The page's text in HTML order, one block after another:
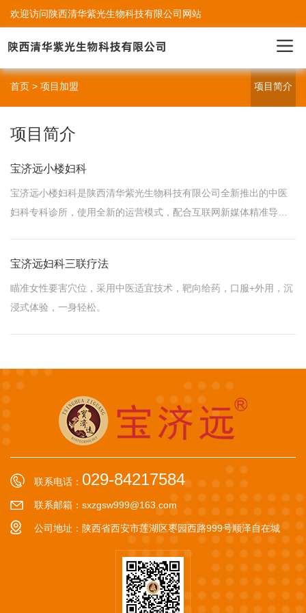
欢迎访问陕西清华紫光生物科技有限公司网站
首页 > 项目加盟 项目简介
项目简介
宝济远小楼妇科
宝济远小楼妇科是陕西清华紫光生物科技有限公司全新推出的中医
妇科专科诊所，使用全新的运营模式，配合互联网新媒体精准导
宝济远妇科三联疗法
瞄准女性要害穴位，采用中医适宜技术，靶向给药，口服+外用，沉
浸式体验，一身轻松。
联系电话： 029-84217584
联系邮箱：sxzgsw999@163.com
公司地址：陕西省西安市莲湖区枣园西路999号顺泽自在城